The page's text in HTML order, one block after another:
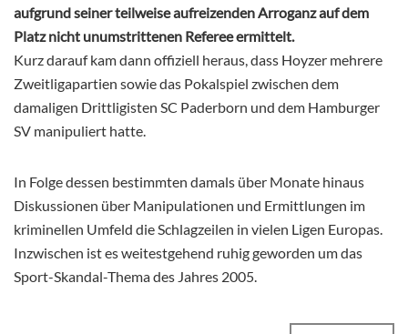
aufgrund seiner teilweise aufreizenden Arroganz auf dem
Platz nicht unumstrittenen Referee ermittelt.
Kurz darauf kam dann offiziell heraus, dass Hoyzer mehrere
Zweitligapartien sowie das Pokalspiel zwischen dem
damaligen Drittligisten SC Paderborn und dem Hamburger
SV manipuliert hatte.
In Folge dessen bestimmten damals über Monate hinaus
Diskussionen über Manipulationen und Ermittlungen im
kriminellen Umfeld die Schlagzeilen in vielen Ligen Europas.
Inzwischen ist es weitestgehend ruhig geworden um das
Sport-Skandal-Thema des Jahres 2005.